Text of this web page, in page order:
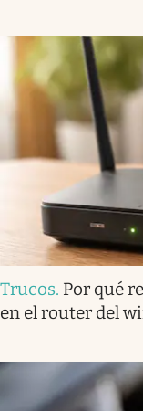
Trucos. Por qué
en el router del